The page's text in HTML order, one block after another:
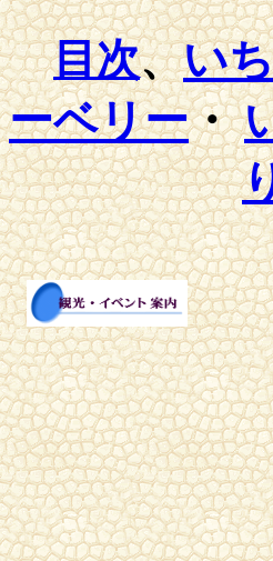
目次、い
ーベリー・